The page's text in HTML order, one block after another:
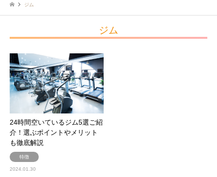
ジム
ジム
24時間空いているジム5選ご紹
介！選ぶポイントやメリット
も徹底解説
特徴
2024.01.30